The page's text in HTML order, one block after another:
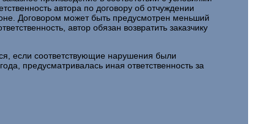
автора по договору об отчуждении
Договором может быть предусмотрен меньший
автор обязан возвратить заказчику
если соответствующие нарушения были
предусматривалась иная ответственность за